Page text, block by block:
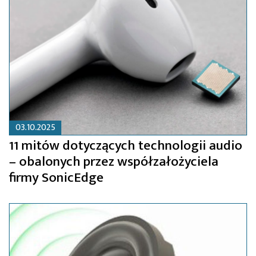
03.10.2025
11 mitów dotyczących technologii audio
– obalonych przez współzałożyciela
firmy SonicEdge